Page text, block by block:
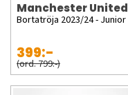
Manchester United
Bortatröja 2023/24 - Junior
399:-
(ord. 799:-)